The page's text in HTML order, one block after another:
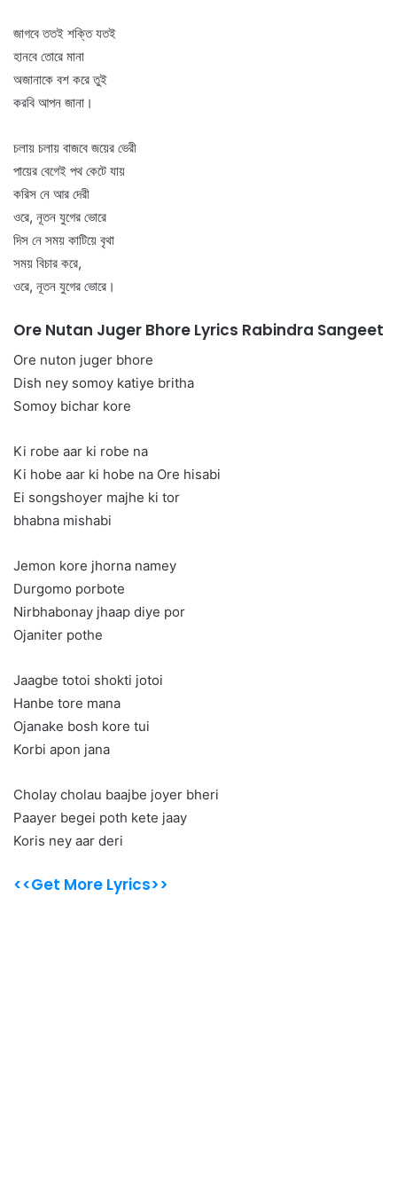
জাগবে ততই শক্তি যতই
হানবে তোরে মানা
অজানাকে বশ করে তুই
করবি আপন জানা।
চলায় চলায় বাজবে জয়ের ভেরী
পায়ের বেগেই পথ কেটে যায়
করিস নে আর দেরী
ওরে, নূতন যুগের ভোরে
দিস নে সময় কাটিয়ে বৃথা
সময় বিচার করে,
ওরে, নূতন যুগের ভোরে।
Ore Nutan Juger Bhore Lyrics Rabindra Sangeet
Ore nuton juger bhore
Dish ney somoy katiye britha
Somoy bichar kore
Ki robe aar ki robe na
Ki hobe aar ki hobe na Ore hisabi
Ei songshoyer majhe ki tor
bhabna mishabi
Jemon kore jhorna namey
Durgomo porbote
Nirbhabonay jhaap diye por
Ojaniter pothe
Jaagbe totoi shokti jotoi
Hanbe tore mana
Ojanake bosh kore tui
Korbi apon jana
Cholay cholau baajbe joyer bheri
Paayer begei poth kete jaay
Koris ney aar deri
<<Get More Lyrics>>